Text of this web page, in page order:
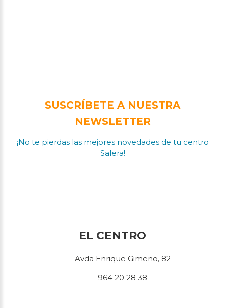
SUSCRÍBETE A NUESTRA
NEWSLETTER
¡No te pierdas las mejores novedades de tu centro
Salera!
EL CENTRO
Avda Enrique Gimeno, 82
964 20 28 38